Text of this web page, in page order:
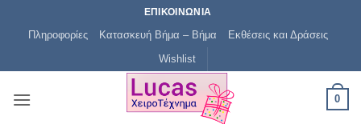
ΕΠΙΚΟΙΝΩΝΙΑ
Πληροφορίες Κατασκευή Βήμα – Βήμα
Εκθέσεις και Δράσεις
Wishlist
0